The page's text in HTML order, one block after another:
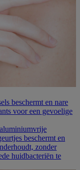
beschermt en nare
voor een gevoelige
beschermt en
zonder
huidbacteriën te